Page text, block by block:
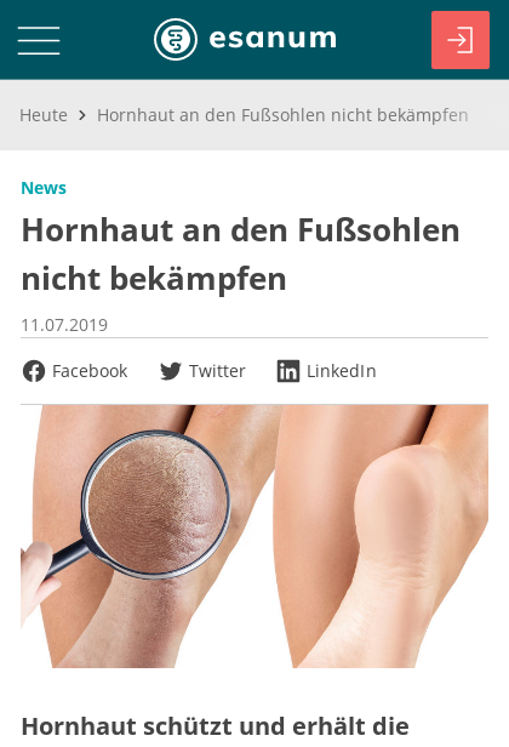
Heute Hornhaut an den Fußsohlen nicht bekämpfen
News
Hornhaut an den Fußsohlen
nicht bekämpfen
11.07.2019
Facebook
Twitter LinkedIn
Hornhaut schützt und erhält die